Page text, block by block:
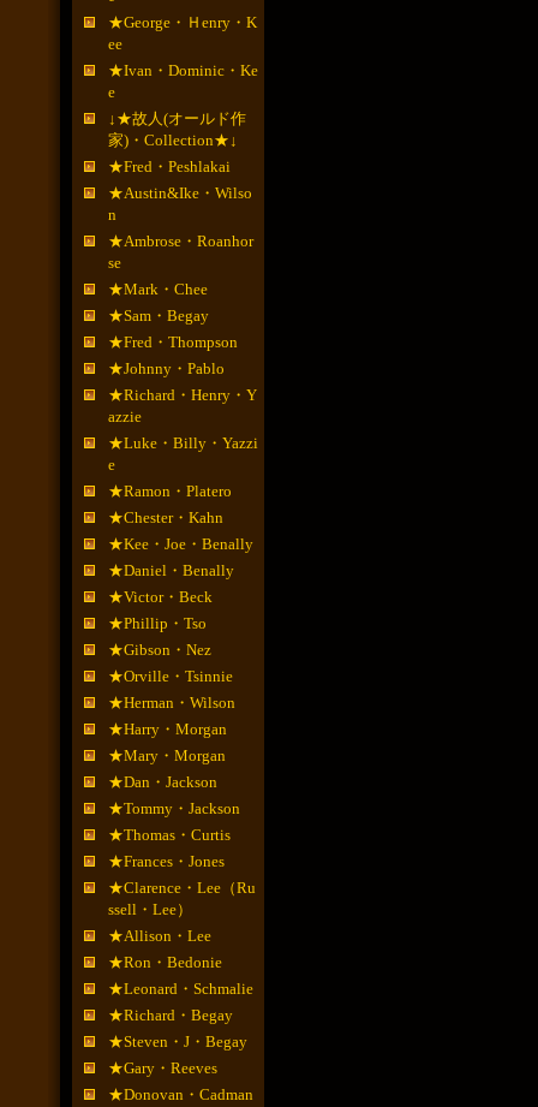
★George・Ｈenry・K
ee
★Ivan・Dominic・Ke
e
↓★故人(オールド作
家)・Collection★↓
★Fred・Peshlakai
★Austin&Ike・Wilso
n
★Ambrose・Roanhor
se
★Mark・Chee
★Sam・Begay
★Fred・Thompson
★Johnny・Pablo
★Richard・Henry・Y
azzie
★Luke・Billy・Yazzi
e
★Ramon・Platero
★Chester・Kahn
★Kee・Joe・Benally
★Daniel・Benally
★Victor・Beck
★Phillip・Tso
★Gibson・Nez
★Orville・Tsinnie
★Herman・Wilson
★Harry・Morgan
★Mary・Morgan
★Dan・Jackson
★Tommy・Jackson
★Thomas・Curtis
★Frances・Jones
★Clarence・Lee（Ru
ssell・Lee）
★Allison・Lee
★Ron・Bedonie
★Leonard・Schmalie
★Richard・Begay
★Steven・J・Begay
★Gary・Reeves
★Donovan・Cadman